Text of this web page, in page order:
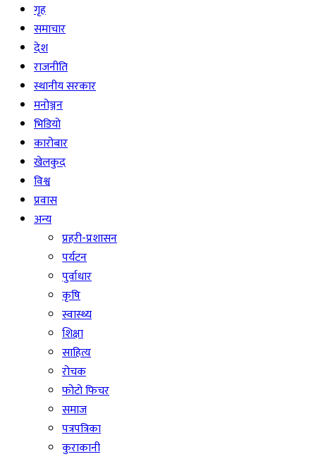
गृह
समाचार
देश
राजनीति
स्थानीय सरकार
मनोञ्जन
भिडियो
कारोबार
खेलकुद
विश्व
प्रवास
अन्य
प्रहरी-प्रशासन
पर्यटन
पुर्वाधार
कृषि
स्वास्थ्य
शिक्षा
साहित्य
रोचक
फोटो फिचर
समाज
पत्रपत्रिका
कुराकानी